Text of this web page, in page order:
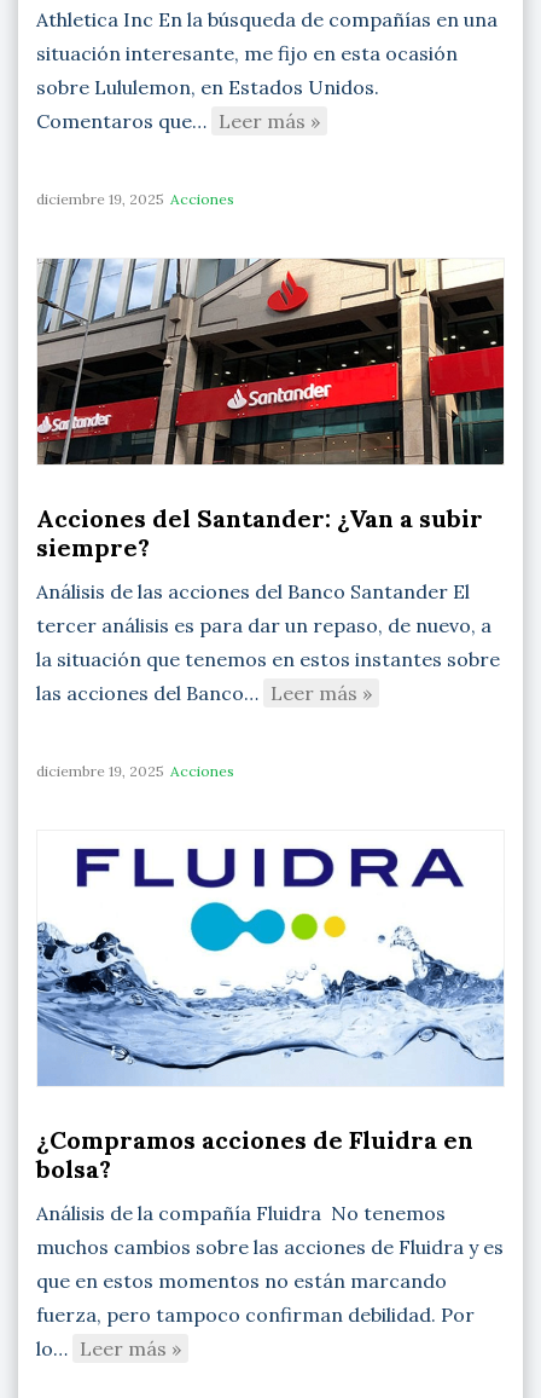
Athletica Inc En la búsqueda de compañías en una
situación interesante, me fijo en esta ocasión
sobre Lululemon, en Estados Unidos.
Comentaros que… Leer más »
diciembre 19, 2025 Acciones
Acciones del Santander: ¿Van a subir
siempre?
Análisis de las acciones del Banco Santander El
tercer análisis es para dar un repaso, de nuevo, a
la situación que tenemos en estos instantes sobre
las acciones del Banco… Leer más »
diciembre 19, 2025 Acciones
¿Compramos acciones de Fluidra en
bolsa?
Análisis de la compañía Fluidra No tenemos
muchos cambios sobre las acciones de Fluidra y es
que en estos momentos no están marcando
fuerza, pero tampoco confirman debilidad. Por
lo… Leer más »